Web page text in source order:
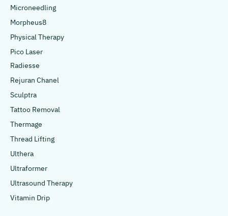
Microneedling
Morpheus8
Physical Therapy
Pico Laser
Radiesse
Rejuran Chanel
Sculptra
Tattoo Removal
Thermage
Thread Lifting
Ulthera
Ultraformer
Ultrasound Therapy
Vitamin Drip